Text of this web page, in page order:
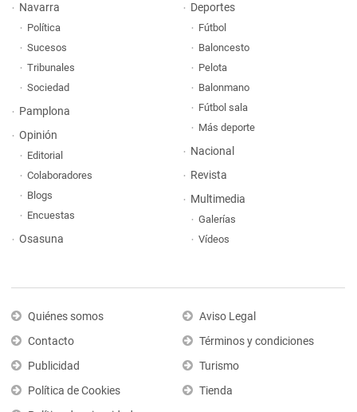
Navarra
Política
Sucesos
Tribunales
Sociedad
Pamplona
Opinión
Editorial
Colaboradores
Blogs
Encuestas
Osasuna
Deportes
Fútbol
Baloncesto
Pelota
Balonmano
Fútbol sala
Más deporte
Nacional
Revista
Multimedia
Galerías
Vídeos
Quiénes somos
Contacto
Publicidad
Política de Cookies
Aviso Legal
Términos y condiciones
Turismo
Tienda